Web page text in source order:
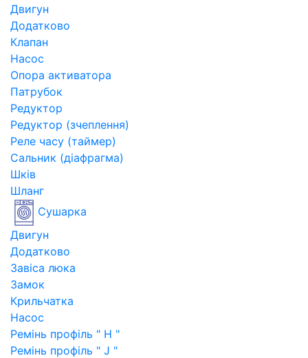
Двигун
Додатково
Клапан
Насос
Опора активатора
Патрубок
Редуктор
Редуктор (зчеплення)
Реле часу (таймер)
Сальник (діафрагма)
Шків
Шланг
Сушарка
Двигун
Додатково
Завіса люка
Замок
Крильчатка
Насос
Ремінь профіль " H "
Ремінь профіль " J "